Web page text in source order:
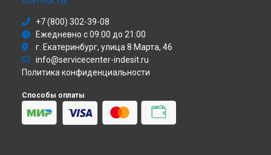
Ремонт стиральной машины WITL 851 (EU) Indesit в
Красноярске
Ремонт стиральной машины WITL 851 (EU) Indesit в
Ремонт стиральной машины WITL 851 (EU) Indesit в
Ульяновске
Ремонт стиральной машины WITL 851 (EU) Indesit в
Оренбурге
Ремонт стиральной машины WITL 851 (EU) Indesit в
+7 (800) 302-39-08
Ежедневно с 09:00 до 21:00
г. Екатеринбург, улица 8 Марта, 46
info@servicecenter-indesit.ru
Политика конфиденциальности
Способы оплаты